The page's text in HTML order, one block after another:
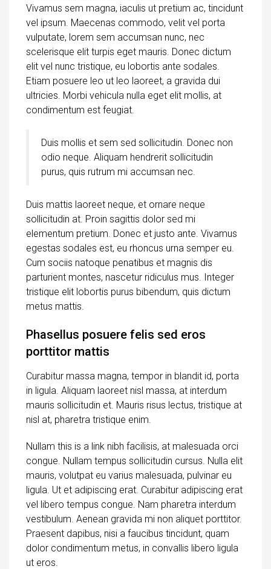
Vivamus sem magna, iaculis ut pretium ac, tincidunt
vel ipsum. Maecenas commodo, velit vel porta
vulputate, lorem sem accumsan nunc, nec
scelerisque elit turpis eget mauris. Donec dictum
elit vel nunc tristique, eu lobortis ante sodales.
Etiam posuere leo ut leo laoreet, a gravida dui
ultricies. Morbi vehicula nulla eget elit mollis, at
condimentum est feugiat.
Duis mollis et sem sed sollicitudin. Donec non
odio neque. Aliquam hendrerit sollicitudin
purus, quis rutrum mi accumsan nec.
Duis mattis laoreet neque, et ornare neque
sollicitudin at. Proin sagittis dolor sed mi
elementum pretium. Donec et justo ante. Vivamus
egestas sodales est, eu rhoncus urna semper eu.
Cum sociis natoque penatibus et magnis dis
parturient montes, nascetur ridiculus mus. Integer
tristique elit lobortis purus bibendum, quis dictum
metus mattis.
Phasellus posuere felis sed eros
porttitor mattis
Curabitur massa magna, tempor in blandit id, porta
in ligula. Aliquam laoreet nisl massa, at interdum
mauris sollicitudin et. Mauris risus lectus, tristique at
nisl at, pharetra tristique enim.
Nullam this is a link nibh facilisis, at malesuada orci
congue. Nullam tempus sollicitudin cursus. Nulla elit
mauris, volutpat eu varius malesuada, pulvinar eu
ligula. Ut et adipiscing erat. Curabitur adipiscing erat
vel libero tempus congue. Nam pharetra interdum
vestibulum. Aenean gravida mi non aliquet porttitor.
Praesent dapibus, nisi a faucibus tincidunt, quam
dolor condimentum metus, in convallis libero ligula
ut eros.